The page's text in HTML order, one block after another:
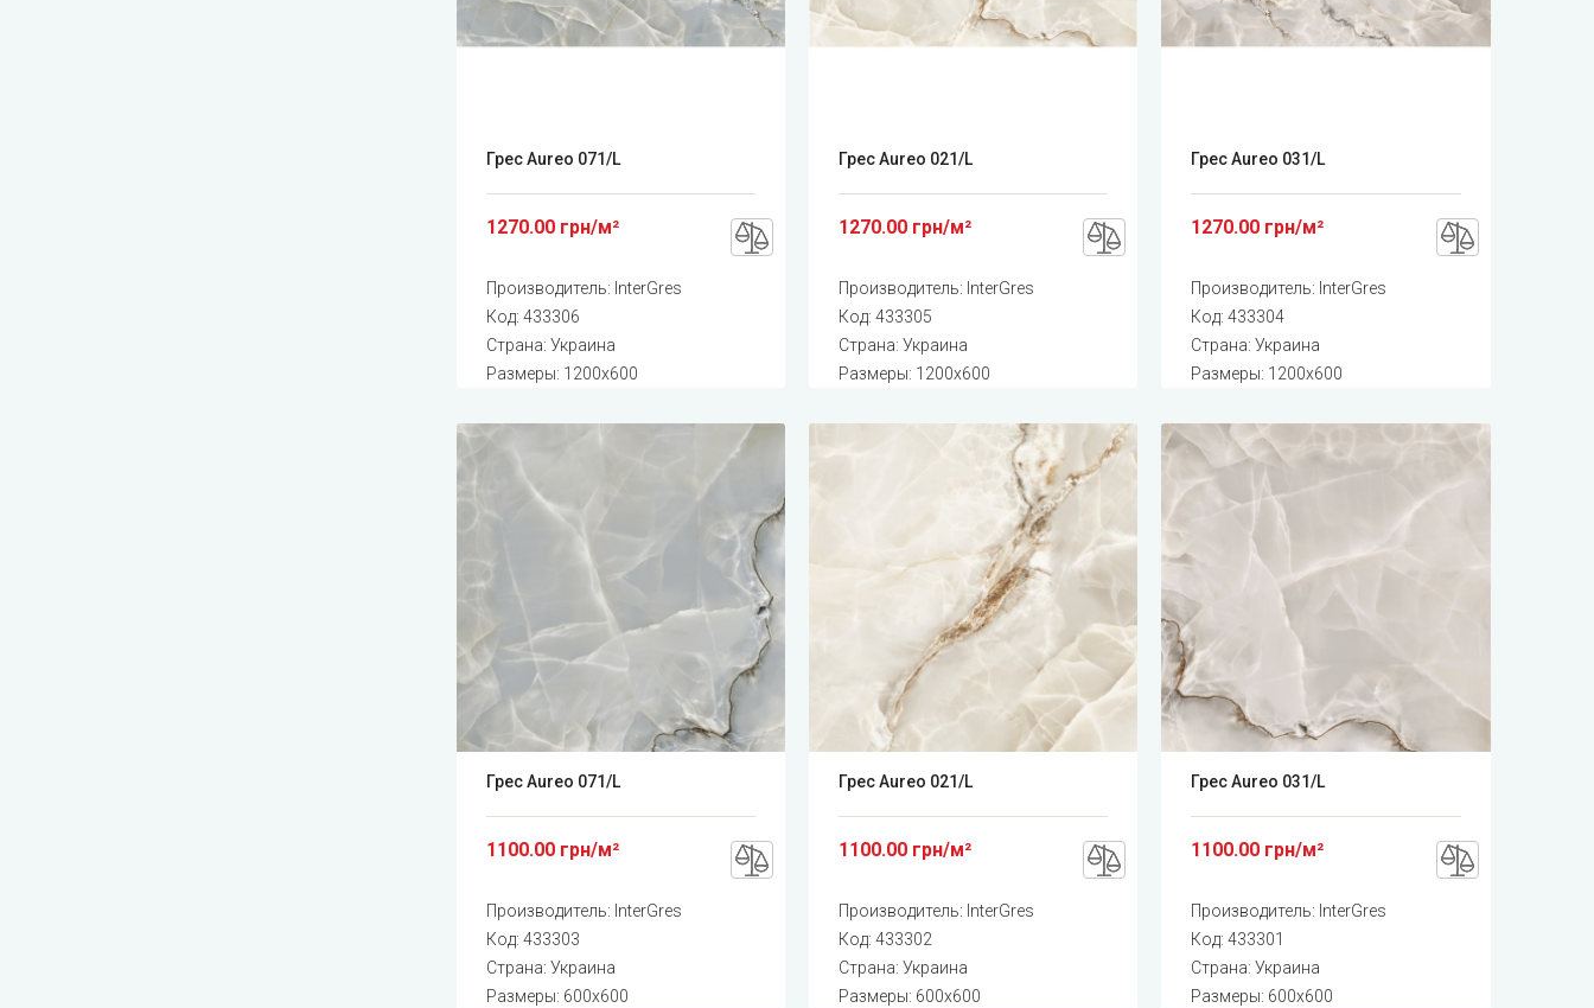
Грес Aureo 071/L
1270.00 грн/м²
Производитель: InterGres
Код: 433306
Страна: Украина
Размеры: 1200x600
Грес Aureo 021/L
1270.00 грн/м²
Производитель: InterGres
Код: 433305
Страна: Украина
Размеры: 1200x600
Грес Aureo 031/L
1270.00 грн/м²
Производитель: InterGres
Код:433304
Страна: Украина
Размеры: 1200x600
Грес Aureo 071/L
1100.00 грн/м²
Производитель: InterGres
Код: 433303
Страна: Украина
Размеры: 600x600
Грес Aureo 021/L
1100.00 грн/м²
Производитель: InterGres
Код: 433302
Страна: Украина
Размеры: 600x600
Грес Aureo 031/L
1100.00 грн/м²
Производитель: InterGres
Код:433301
Страна: Украина
Размеры: 600x600